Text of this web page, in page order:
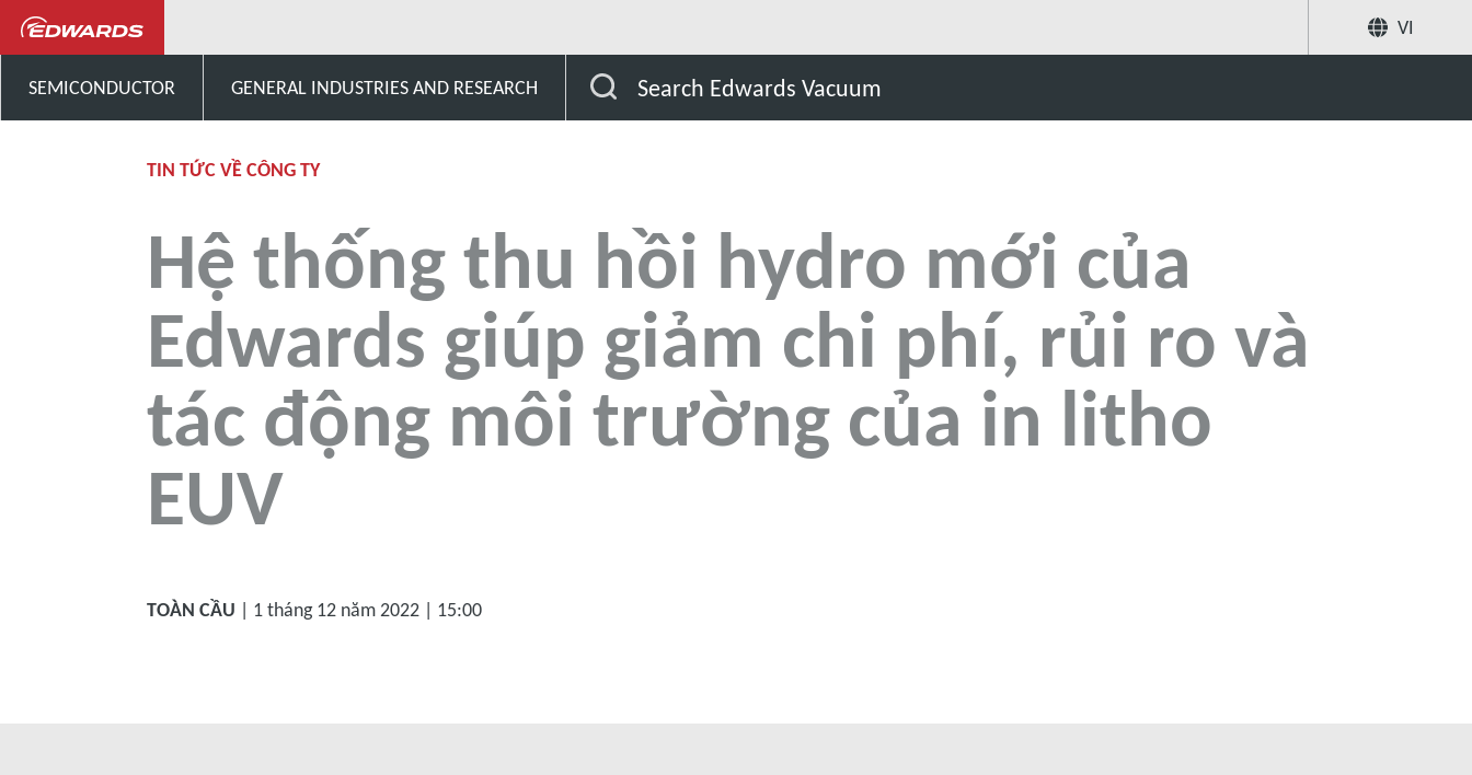
VI
SEMICONDUCTOR GENERAL INDUSTRIES AND RESEARCH Search Edwards Vacuum
Chia
sẻ
TIN TỨC VỀ CÔNG TY
Hệ thống thu hồi hydro mới của
Edwards giúp giảm chi phí, rủi ro và
tác động môi trường của in litho
EUV
TOÀN CẦU | 1 tháng 12 năm 2022 | 15:00